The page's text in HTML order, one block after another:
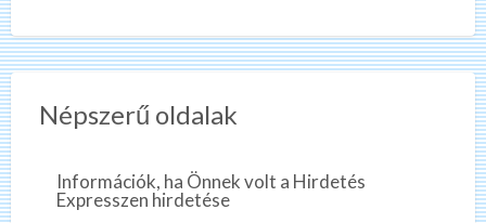
Népszerű oldalak
Információk, ha Önnek volt a Hirdetés
Expresszen hirdetése